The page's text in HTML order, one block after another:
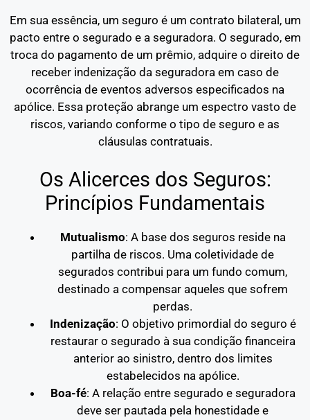
Em sua essência, um seguro é um contrato bilateral, um
pacto entre o segurado e a seguradora. O segurado, em
troca do pagamento de um prêmio, adquire o direito de
receber indenização da seguradora em caso de
ocorrência de eventos adversos especificados na
apólice. Essa proteção abrange um espectro vasto de
riscos, variando conforme o tipo de seguro e as
cláusulas contratuais.
Os Alicerces dos Seguros:
Princípios Fundamentais
Mutualismo: A base dos seguros reside na
partilha de riscos. Uma coletividade de
segurados contribui para um fundo comum,
destinado a compensar aqueles que sofrem
perdas.
Indenização: O objetivo primordial do seguro é
restaurar o segurado à sua condição financeira
anterior ao sinistro, dentro dos limites
estabelecidos na apólice.
Boa-fé: A relação entre segurado e seguradora
deve ser pautada pela honestidade e